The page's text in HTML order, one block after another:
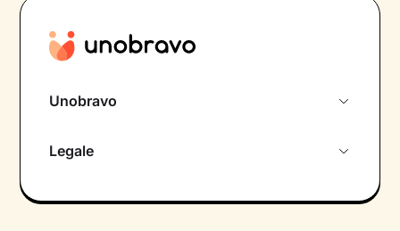
Unobravo
Psicologo in chat
Legale